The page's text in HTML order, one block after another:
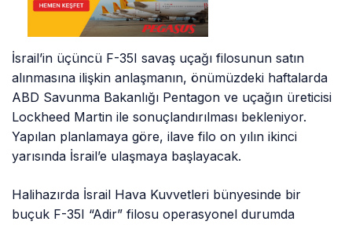
İsrail’in üçüncü F-35I savaş uçağı filosunun satın
alınmasına ilişkin anlaşmanın, önümüzdeki haftalarda
ABD Savunma Bakanlığı Pentagon ve uçağın üreticisi
Lockheed Martin ile sonuçlandırılması bekleniyor.
Yapılan planlamaya göre, ilave filo on yılın ikinci
yarısında İsrail’e ulaşmaya başlayacak.
Halihazırda İsrail Hava Kuvvetleri bünyesinde bir
buçuk F-35I “Adir” filosu operasyonel durumda